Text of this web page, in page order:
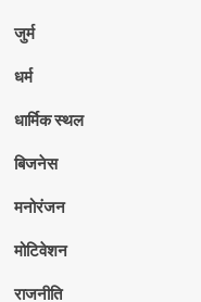
जुर्म
धर्म
धार्मिक स्थल
बिजनेस
मनोरंजन
मोटिवेशन
राजनीति